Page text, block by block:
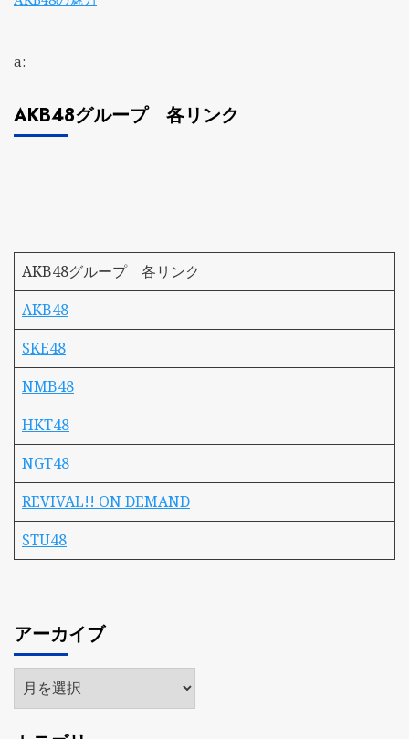
a:
AKB48グループ 各リンク
AKB48グループ 各リンク
AKB48
SKE48
NMB48
HKT48
NGT48
REVIVAL!! ON DEMAND
STU48
アーカイブ
ア
ー